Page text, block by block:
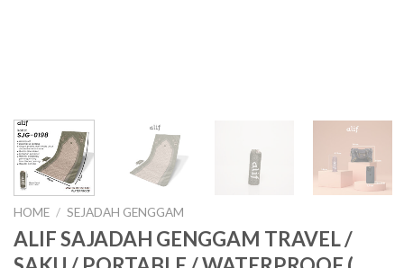
HOME / SEJADAH GENGGAM
ALIF SAJADAH GENGGAM TRAVEL /